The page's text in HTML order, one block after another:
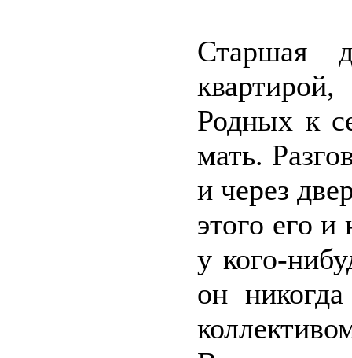
Старшая
Родных к
мать.
и через
этого его
у кого-
он